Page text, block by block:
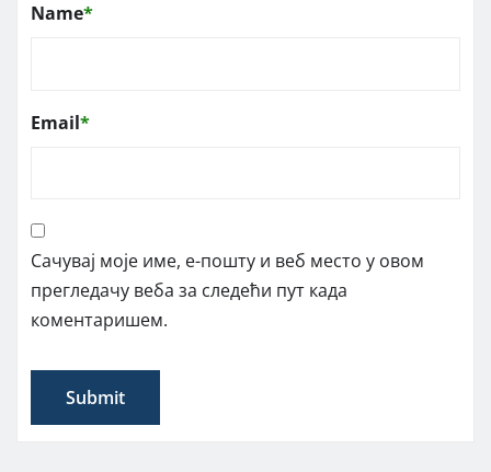
Name*
Email*
Сачувај моје име, е-пошту и веб место у овом
прегледачу веба за следећи пут када
коментаришем.